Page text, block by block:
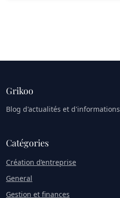
Grikoo
Blog d'actualités et d'informations
Catégories
Création d’entreprise
General
Gestion et finances